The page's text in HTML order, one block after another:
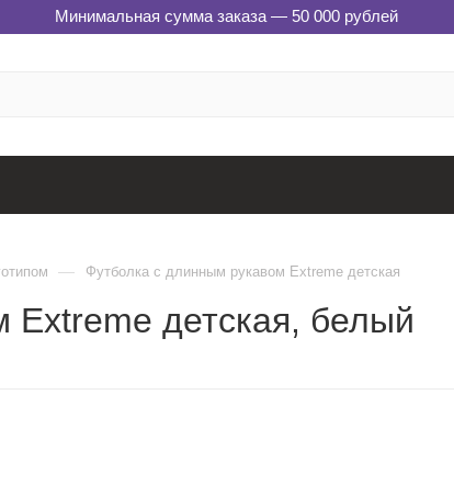
Минимальная сумма заказа — 50 000 рублей
— Футболка c длинным рукавом Extreme детская
детская, белый